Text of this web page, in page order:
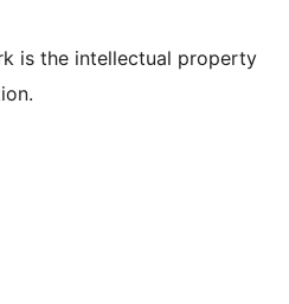
is the intellectual property